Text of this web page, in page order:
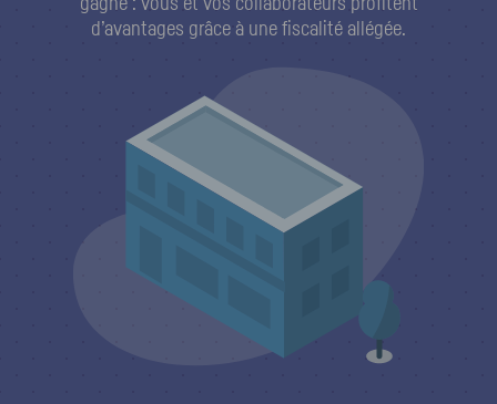
gagne : vous et vos collaborateurs profitent
d’avantages grâce à une fiscalité allégée.